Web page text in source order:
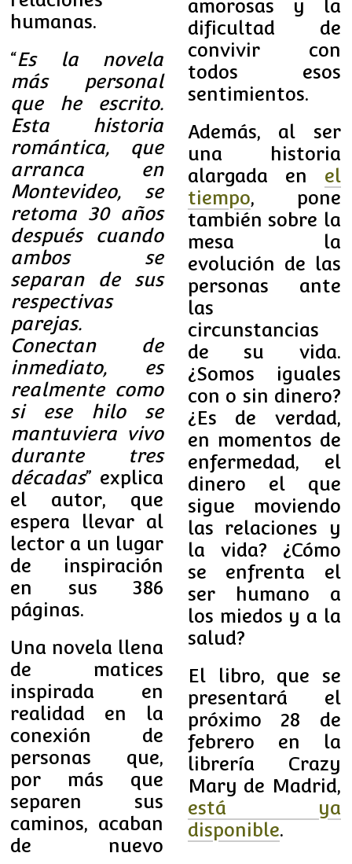
humanas.
“Es la novela
más personal
que he escrito.
Esta historia
romántica, que
arranca en
Montevideo, se
retoma 30 años
después cuando
ambos se
separan de sus
respectivas
parejas.
Conectan de
inmediato, es
realmente como
si ese hilo se
mantuviera vivo
durante tres
décadas” explica
el autor, que
espera llevar al
lector a un lugar
de inspiración
en sus 386
páginas.
Una novela llena
de matices
inspirada en
realidad en la
conexión de
personas que,
por más que
separen sus
caminos, acaban
de nuevo
amorosas y la
dificultad de
convivir con
todos esos
sentimientos.
Además, al ser
una historia
alargada en el
tiempo, pone
también sobre la
mesa la
evolución de las
personas ante
las
circunstancias
de su vida.
¿Somos iguales
con o sin dinero?
¿Es de verdad,
en momentos de
enfermedad, el
dinero el que
sigue moviendo
las relaciones y
la vida? ¿Cómo
se enfrenta el
ser humano a
los miedos y a la
salud?
El libro, que se
presentará el
próximo 28 de
febrero en la
librería Crazy
Mary de Madrid,
está ya
disponible.